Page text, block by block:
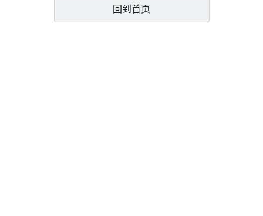
回到首页